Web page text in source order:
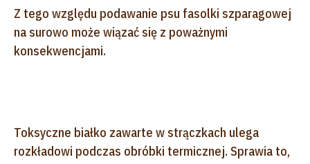
Z tego względu podawanie psu fasolki szparagowej
na surowo może wiązać się z poważnymi
konsekwencjami.
Toksyczne białko zawarte w strączkach ulega
rozkładowi podczas obróbki termicznej. Sprawia to,